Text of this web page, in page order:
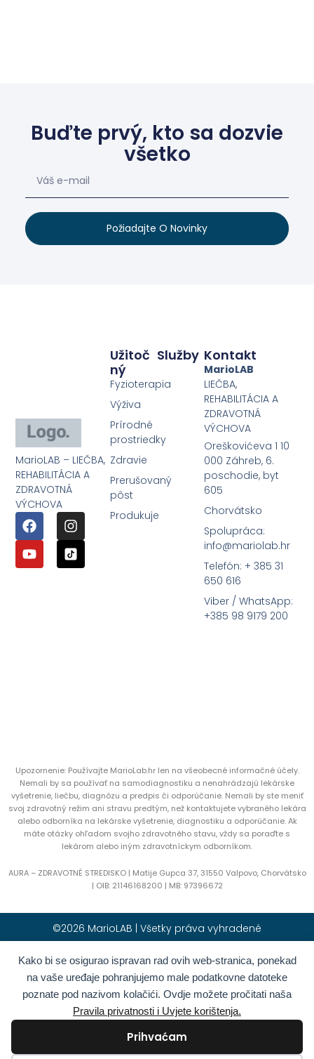
Kako bi se osigurao ispravan rad ovih web-stranica, ponekad
na vaše uređaje pohranjujemo male podatkovne datoteke
poznate pod nazivom kolačići. Ovdje možete pročitati naša
Pravila privatnosti i Uvjete korištenja.
Prihvaćam
Buďte prvý, kto sa dozvie
všetko
Požiadajte O Novinky
MarioLAB – LIEČBA,
REHABILITÁCIA A
ZDRAVOTNÁ
VÝCHOVA
Služby
Užitoč
Ný
Fyzioterapia
Výživa
Prírodné
prostriedky
Zdravie
Prerušovaný
pôst
Produkuje
Kontakt
MarioLAB
LIEČBA,
REHABILITÁCIA A
ZDRAVOTNÁ
VÝCHOVA
Oreškovićeva 1 10
000 Záhreb, 6.
poschodie, byt
605
Chorvátsko
Spolupráca:
info@mariolab.hr
Telefón: + 385 31
650 616
Viber / WhatsApp:
+385 98 9179 200
Upozornenie: Používajte MarioLab.hr len na všeobecné informačné účely.
Nemali by sa používať na samodiagnostiku a nenahrádzajú lekárske
vyšetrenie, liečbu, diagnózu a predpis či odporúčanie. Nemali by ste meniť
svoj zdravotný režim ani stravu predtým, než kontaktujete vybraného lekára
alebo odborníka na lekárske vyšetrenie, diagnostiku a odporúčanie. Ak
máte otázky ohľadom svojho zdravotného stavu, vždy sa poraďte s
lekárom alebo iným zdravotníckym odborníkom.
AURA – ZDRAVOTNÉ STREDISKO | Matije Gupca 37, 31550 Valpovo, Chorvátsko
| OIB: 21146168200 | MB: 97396672
©2026 MarioLAB | Všetky práva vyhradené
Hrvatski(Chorvátština) English(Angličtina)
Deutsch (Nemčina) Polski(Polština)
Română(Rumunčina) Italiano( Taliančina)
Български(Bulharčina) Français(Francúzština)
Gréčtina)